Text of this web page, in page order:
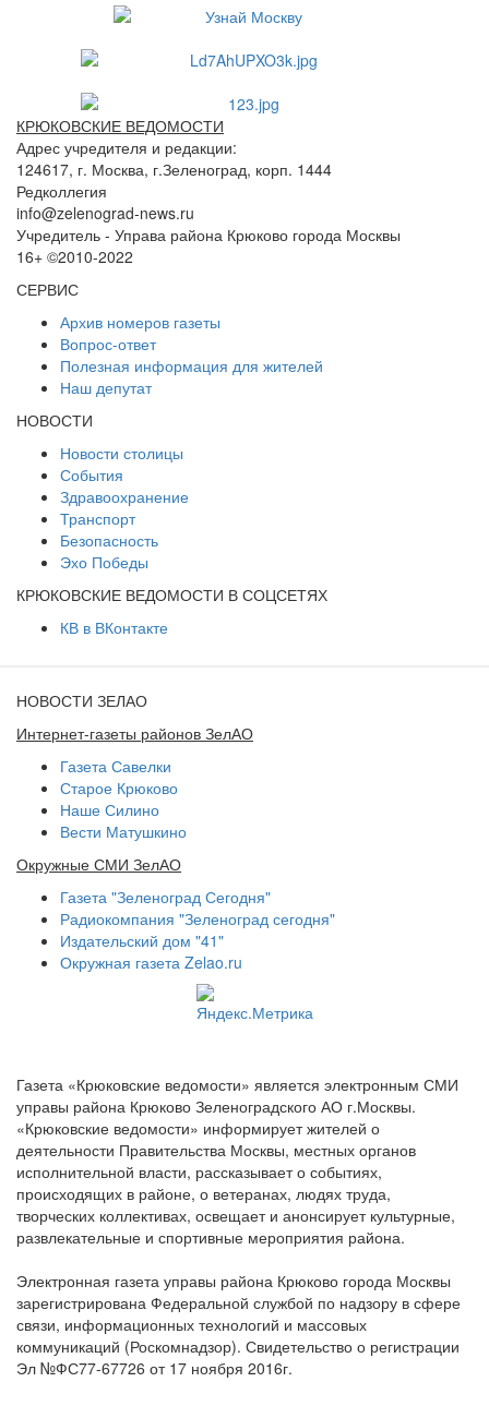
КРЮКОВСКИЕ ВЕДОМОСТИ
Адрес учредителя и редакции:
124617, г. Москва, г.Зеленоград, корп. 1444
Редколлегия
info@zelenograd-news.ru
Учредитель - Управа района Крюково города Москвы
16+ ©2010-2022
СЕРВИС
Архив номеров газеты
Вопрос-ответ
Полезная информация для жителей
Наш депутат
НОВОСТИ
Новости столицы
События
Здравоохранение
Транспорт
Безопасность
Эхо Победы
КРЮКОВСКИЕ ВЕДОМОСТИ В СОЦСЕТЯХ
КВ в ВКонтакте
НОВОСТИ ЗЕЛАО
Интернет-газеты районов ЗелАО
Газета Савелки
Старое Крюково
Наше Силино
Вести Матушкино
Окружные СМИ ЗелАО
Газета "Зеленоград Сегодня"
Радиокомпания "Зеленоград сегодня"
Издательский дом "41"
Окружная газета Zelao.ru
Газета «Крюковские ведомости» является электронным СМИ
управы района Крюково Зеленоградского АО г.Москвы.
«Крюковские ведомости» информирует жителей о
деятельности Правительства Москвы, местных органов
исполнительной власти, рассказывает о событиях,
происходящих в районе, о ветеранах, людях труда,
творческих коллективах, освещает и анонсирует культурные,
развлекательные и спортивные мероприятия района.
Электронная газета управы района Крюково города Москвы
зарегистрирована Федеральной службой по надзору в сфере
связи, информационных технологий и массовых
коммуникаций (Роскомнадзор). Свидетельство о регистрации
Эл №ФС77-67726 от 17 ноября 2016г.